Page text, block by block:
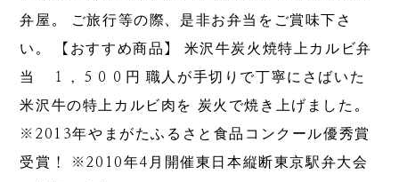
弁屋。 ご旅行等の際、是非お弁当をご賞味下さ
い。 【おすすめ商品】 米沢牛炭火焼特上カルビ弁
当 １，５００円 職人が手切りで丁寧にさばいた
米沢牛の特上カルビ肉を 炭火で焼き上げました。
※2013年やまがたふるさと食品コンクール優秀賞
受賞！ ※2010年4月開催東日本縦断東京駅弁大会